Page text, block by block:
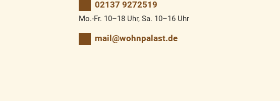
02137 9272519
Mo.-Fr. 10–18 Uhr, Sa. 10–16 Uhr
mail@wohnpalast.de